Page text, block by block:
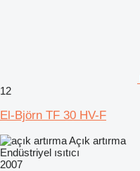
12
El-Björn TF 30 HV-F
Açık artırma
Endüstriyel ısıtıcı
2007